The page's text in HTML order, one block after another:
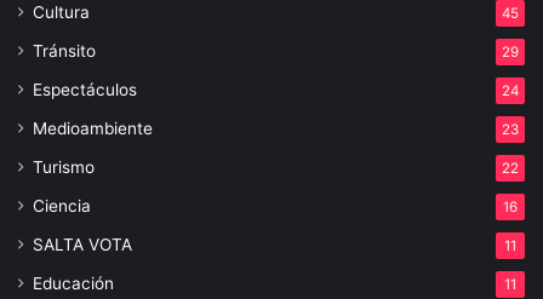
Cultura 45
Tránsito 29
Espectáculos 24
Medioambiente 23
Turismo 22
Ciencia 16
SALTA VOTA 11
Educación 11